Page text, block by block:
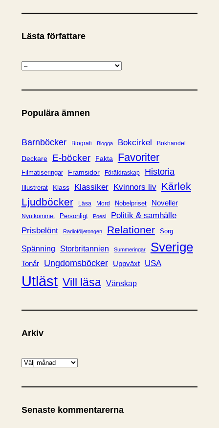
Lästa författare
K
t
g
r
i
Populära ämnen
Barnböcker Biografi Blogga Bokcirkel Bokhandel
Deckare E-böcker Fakta Favoriter
Filmatiseringar Framsidor Föräldraskap Historia
Illustrerat Klass Klassiker Kvinnors liv Kärlek
Ljudböcker
Läsa Mord Nobelpriset Noveller
Nyutkommet Personligt Poesi
Politik & samhälle
Prisbelönt
Radioföljetongen Relationer Sorg
Spänning Storbritannien Summeringar Sverige
Tonår Ungdomsböcker Uppväxt USA
Utläst Vill läsa Vänskap
Arkiv
A
k
v
Senaste kommentarerna